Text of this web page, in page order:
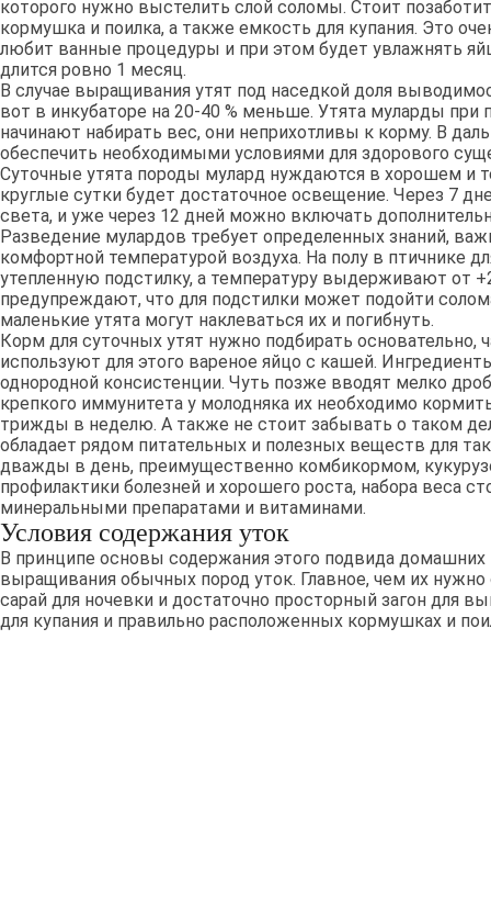
которого нужно выстелить слой соломы. Стоит
кормушка и поилка, а также емкость для купания. Это
любит ванные процедуры и при этом будет увлажнять
длится ровно 1 месяц.
В случае выращивания утят под наседкой доля
вот в инкубаторе на 20-40 % меньше. Утята муларды при
начинают набирать вес, они неприхотливы к корму. В
обеспечить необходимыми условиями для здорового
Суточные утята породы мулард нуждаются в хорошем и
круглые сутки будет достаточное освещение. Через 7
света, и уже через 12 дней можно включать
Разведение мулардов требует определенных знаний,
комфортной температурой воздуха. На полу в птичнике
утепленную подстилку, а температуру выдерживают от
предупреждают, что для подстилки может подойти
маленькие утята могут наклеваться их и погибнуть.
Корм для суточных утят нужно подбирать основательно,
используют для этого вареное яйцо с кашей.
однородной консистенции. Чуть позже вводят мелко
крепкого иммунитета у молодняка их необходимо
трижды в неделю. А также не стоит забывать о таком
обладает рядом питательных и полезных веществ для
дважды в день, преимущественно комбикормом,
профилактики болезней и хорошего роста, набора веса
минеральными препаратами и витаминами.
Условия содержания уток
В принципе основы содержания этого подвида домашних
выращивания обычных пород уток. Главное, чем их нужно
сарай для ночевки и достаточно просторный загон для
для купания и правильно расположенных кормушках и